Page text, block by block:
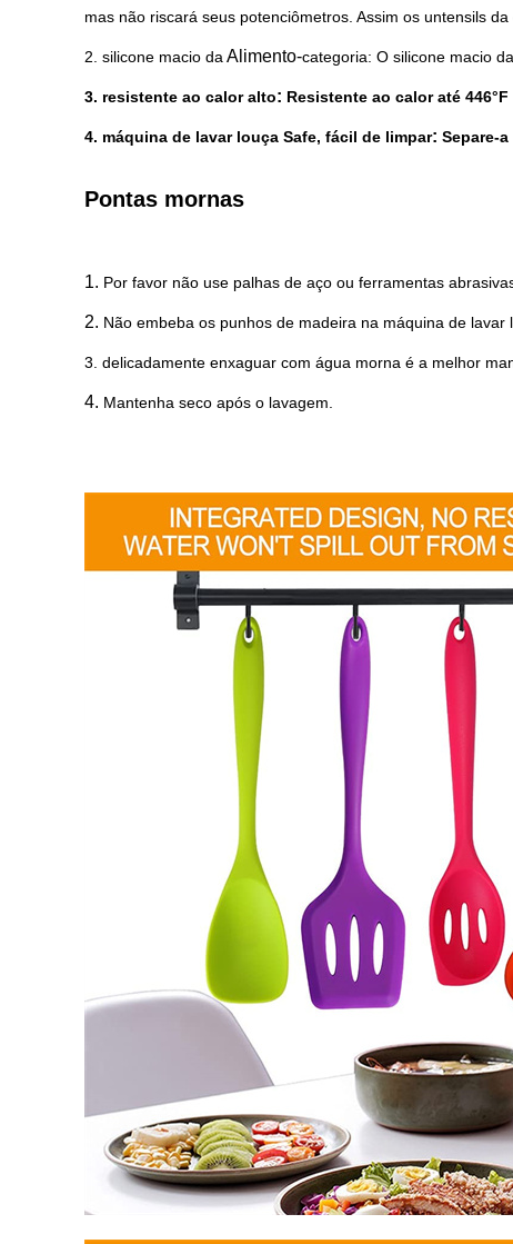
mas não riscará seus potenciômetros. Assim os untensils
2. silicone macio da Alimento-categoria: O silicone macio
3. resistente ao calor alto: Resistente ao calor até 446°F
4. máquina de lavar louça Safe, fácil de limpar: Separe-
Pontas mornas
1. Por favor não use palhas de aço ou ferramentas
2. Não embeba os punhos de madeira na máquina de
3. delicadamente enxaguar com água morna é a melhor
4. Mantenha seco após o lavagem.